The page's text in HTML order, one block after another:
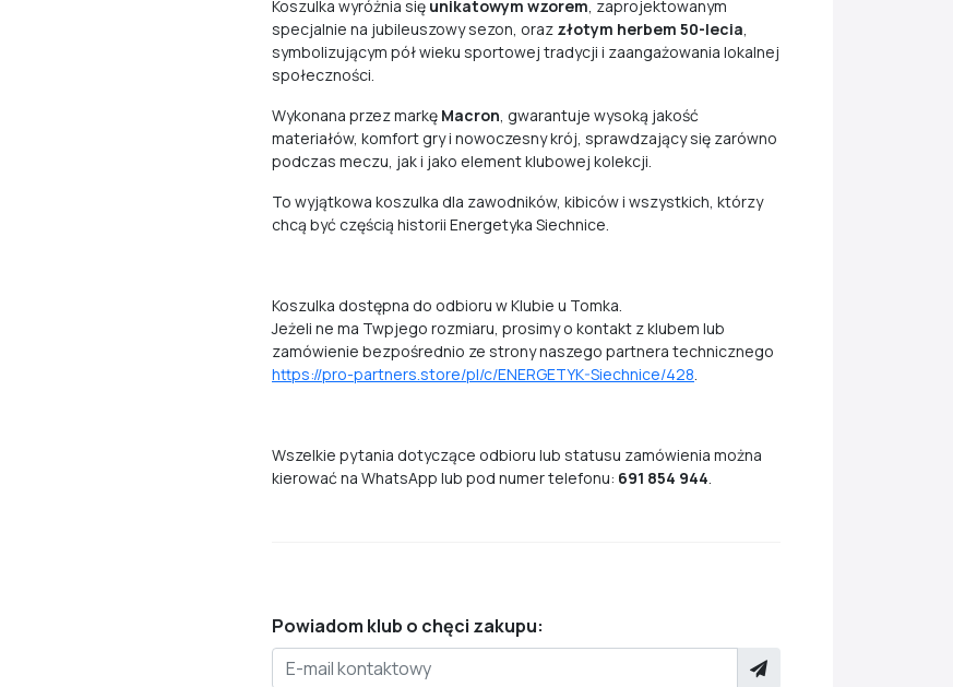
Koszulka wyróżnia się unikatowym wzorem, zaprojektowanym
specjalnie na jubileuszowy sezon, oraz złotym herbem 50-lecia,
symbolizującym pół wieku sportowej tradycji i zaangażowania lokalnej
społeczności.
Wykonana przez markę Macron, gwarantuje wysoką jakość
materiałów, komfort gry i nowoczesny krój, sprawdzający się zarówno
podczas meczu, jak i jako element klubowej kolekcji.
To wyjątkowa koszulka dla zawodników, kibiców i wszystkich, którzy
chcą być częścią historii Energetyka Siechnice.
Koszulka dostępna do odbioru w Klubie u Tomka.
Jeżeli ne ma Twpjego rozmiaru, prosimy o kontakt z klubem lub
zamówienie bezpośrednio ze strony naszego partnera technicznego
https://pro-partners.store/pl/c/ENERGETYK-Siechnice/428.
Wszelkie pytania dotyczące odbioru lub statusu zamówienia można
kierować na WhatsApp lub pod numer telefonu: 691 854 944.
Powiadom klub o chęci zakupu: